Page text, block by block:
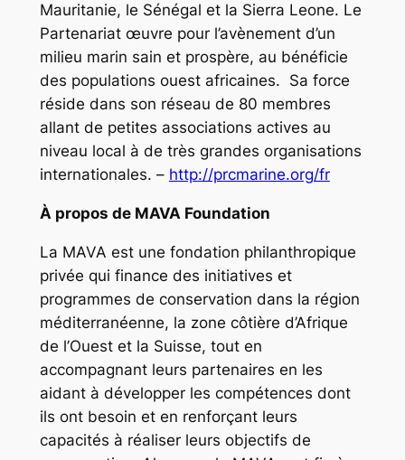
Mauritanie, le Sénégal et la Sierra Leone. Le
Partenariat œuvre pour l’avènement d’un
milieu marin sain et prospère, au bénéficie
des populations ouest africaines. Sa force
réside dans son réseau de 80 membres
allant de petites associations actives au
niveau local à de très grandes organisations
internationales. – http://prcmarine.org/fr
À propos de MAVA Foundation
La MAVA est une fondation philanthropique
privée qui finance des initiatives et
programmes de conservation dans la région
méditerranéenne, la zone côtière d’Afrique
de l’Ouest et la Suisse, tout en
accompagnant leurs partenaires en les
aidant à développer les compétences dont
ils ont besoin et en renforçant leurs
capacités à réaliser leurs objectifs de